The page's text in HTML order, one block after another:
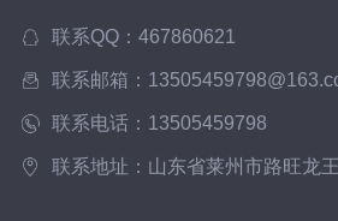
联系QQ：467860621
联系邮箱：
联系电话：13505459798
联系地址：山东省莱州市路旺龙